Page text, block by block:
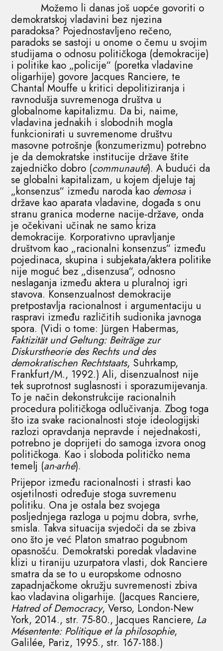
Možemo li danas još uopće govoriti o
demokratskoj vladavini bez njezina
paradoksa? Pojednostavljeno rečeno,
paradoks se sastoji u onome o čemu u svojim
studijama o odnosu političkoga (demokracije)
i politike kao „policije“ (poretka vladavine
oligarhije) govore Jacques Ranciere, te
Chantal Mouffe u kritici depolitiziranja i
ravnodušja suvremenoga društva u
globalnome kapitalizmu. Da bi, naime,
vladavina jednakih i slobodnih mogla
funkcionirati u suvremenome društvu
masovne potrošnje (konzumerizmu) potrebno
je da demokratske institucije države štite
zajedničko dobro (communauté). A budući da
se globalni kapitalizam, u kojem djeluje taj
„konsenzus“ između naroda kao demosai
države kao aparata vladavine, događa s onu
stranu granica moderne nacije-države, onda
je očekivani učinak ne samo kriza
demokracije. Korporativno upravljanje
društvom kao „racionalni konsenzus“ između
pojedinaca, skupina i subjekata/aktera politike
nije moguć bez „disenzusa“, odnosno
neslaganja između aktera u pluralnoj igri
stavova. Konsenzualnost demokracije
pretpostavlja racionalnost i argumentaciju u
raspravi između različitih sudionika javnoga
spora. (Vidi o tome: Jürgen Habermas,
Faktizität und Geltung: Beiträge zur
Diskurstheorie des Rechts und des
demokratischen Rechtstaats, Suhrkamp,
Frankfurt/M., 1992.) Ali, disenzualnost nije
tek suprotnost suglasnosti i sporazumijevanja.
To je način dekonstrukcije racionalnih
procedura političkoga odlučivanja. Zbog toga
što iza svake racionalnosti stoje ideologijski
razlozi opravdanja nepravde i nejednakosti,
potrebno je doprijeti do samoga izvora onog
političkoga. Kao i sloboda političko nema
temelj (an-arhé).
Prijepor između racionalnosti i strasti kao
osjetilnosti određuje stoga suvremenu
politiku. Ona je ostala bez svojega
posljednjega razloga u pojmu dobra, svrhe,
smisla. Takva situacija svjedoči da se zbiva
ono što je već Platon smatrao pogubnom
opasnošću. Demokratski poredak vladavine
klizi u tiraniju uzurpatora vlasti, dok Ranciere
smatra da se to u europskome odnosno
zapadnjačkome okružju suvremenosti zbiva
kao vladavina oligarhije. (Jacques Ranciere,
Hatred of Democracy, Verso, London-New
York, 2014., str. 75-80., Jacques Ranciere, La
Mésentente: Politique et la philosophie,
Galilée, Pariz, 1995., str. 167-188.)